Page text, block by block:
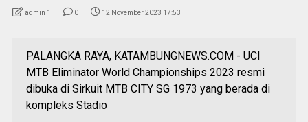
admin 1 0 12 November 2023 17:53
PALANGKA RAYA, KATAMBUNGNEWS.COM - UCI
MTB Eliminator World Championships 2023 resmi
dibuka di Sirkuit MTB CITY SG 1973 yang berada di
kompleks Stadio